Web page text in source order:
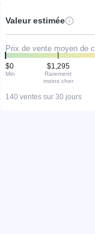
Valeur estimée
Prix de vente moyen de
$0
Min
$1,295
Rarement
moins cher
140 ventes sur 30 jours